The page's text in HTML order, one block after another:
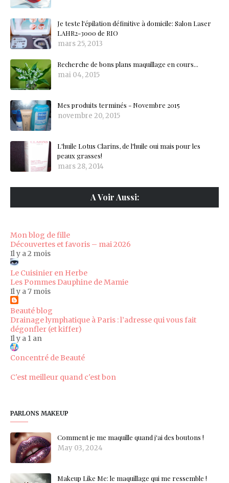
Je teste l'épilation définitive à domicile: Salon Laser
LAHR2-3000 de RIO
mars 25, 2013
Recherche de bons plans maquillage en cours...
mai 04, 2015
Mes produits terminés - Novembre 2015
novembre 20, 2015
L'huile Lotus Clarins, de l'huile oui mais pour les
peaux grasses!
mars 28, 2014
A Voir Aussi:
Mon blog de fille
Découvertes et favoris – mai 2026
Il y a 2 mois
Le Cuisinier en Herbe
Les Pommes Dauphine de Mamie
Il y a 7 mois
Beauté blog
Drainage lymphatique à Paris : l’adresse qui vous fait
dégonfler (et kiffer)
Il y a 1 an
Concentré de Beauté
C'est meilleur quand c'est bon
PARLONS MAKEUP
Comment je me maquille quand j'ai des boutons !
May 03, 2024
Makeup Like Me: le maquillage qui me ressemble !